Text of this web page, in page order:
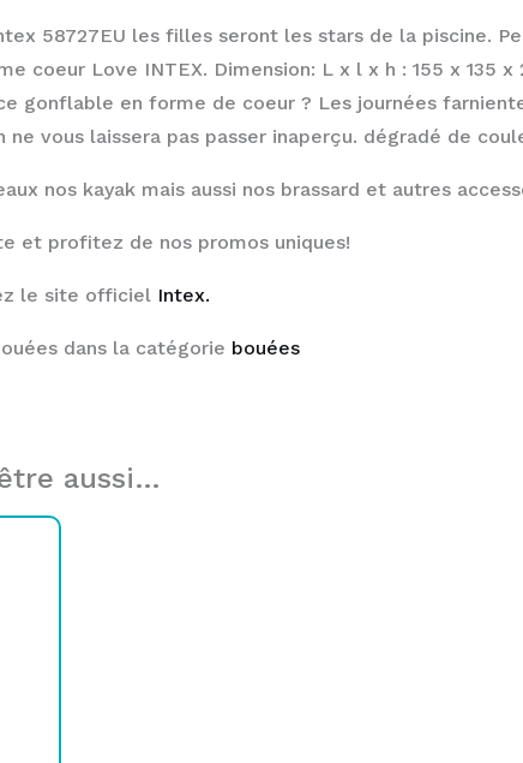
58727EU les filles seront les stars de la piscine.
coeur Love INTEX. Dimension: L x l x h : 155 x 135 x
gonflable en forme de coeur ? Les journées
ne vous laissera pas passer inaperçu. dégradé de
nos kayak mais aussi nos brassard et autres
et profitez de nos promos uniques!
le site officiel Intex.
dans la catégorie bouées
aussi…